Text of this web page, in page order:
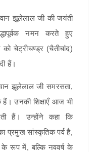
झूलेलाल जी की जयंती
नमन करते हुए
को चेट्रीचण्ड्र (चैतीचांद)
हैं।
झूलेलाल जी समरसता,
उनकी शिक्षाएँ आज भी
हैं। उन्होंने कहा कि
प्रमुख सांस्कृतिक पर्व है,
रूप में, बल्कि नववर्ष के